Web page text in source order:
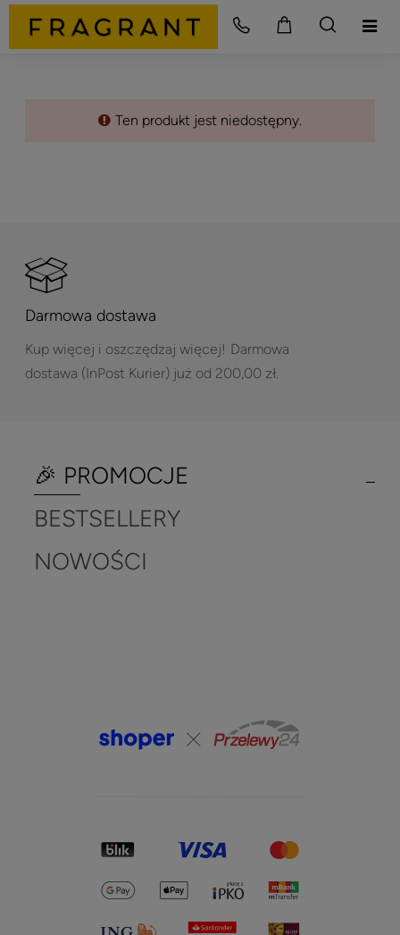
Ten produkt jest niedostępny.
Darmowa dostawa
Kup więcej i oszczędzaj więcej! Darmowa
dostawa (InPost Kurier) już od 200,00 zł.
🎉 PROMOCJE
NOWOŚCI
BESTSELLERY
Coty Aspen For Men Edc
0 ocen
Lattafa Eclaire Edp 100ml
108 ocen